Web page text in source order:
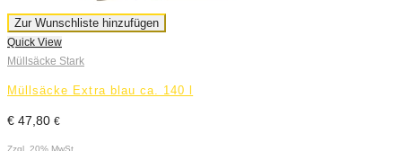
Zur Wunschliste hinzufügen
Quick View
Müllsäcke Stark
Müllsäcke Extra blau ca. 140 l
€ 47,80 €
Zzgl. 20% MwSt.